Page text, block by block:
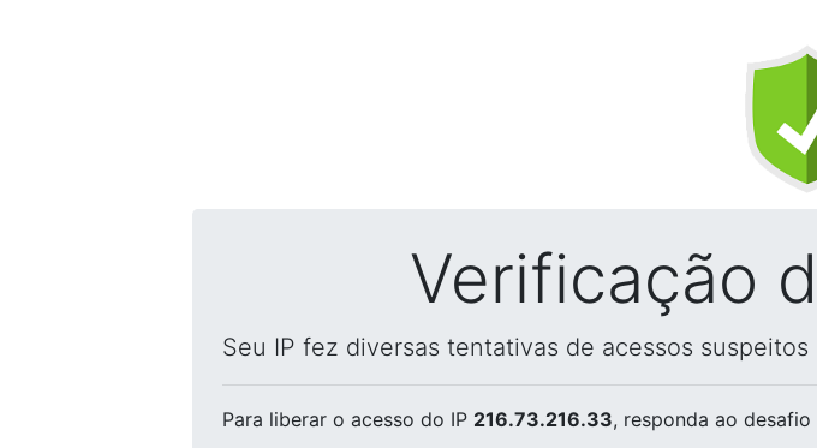
Verificação
Seu IP fez diversas tentativas de acessos
Para liberar o acesso do IP 216.73.216.33, responda ao desafio